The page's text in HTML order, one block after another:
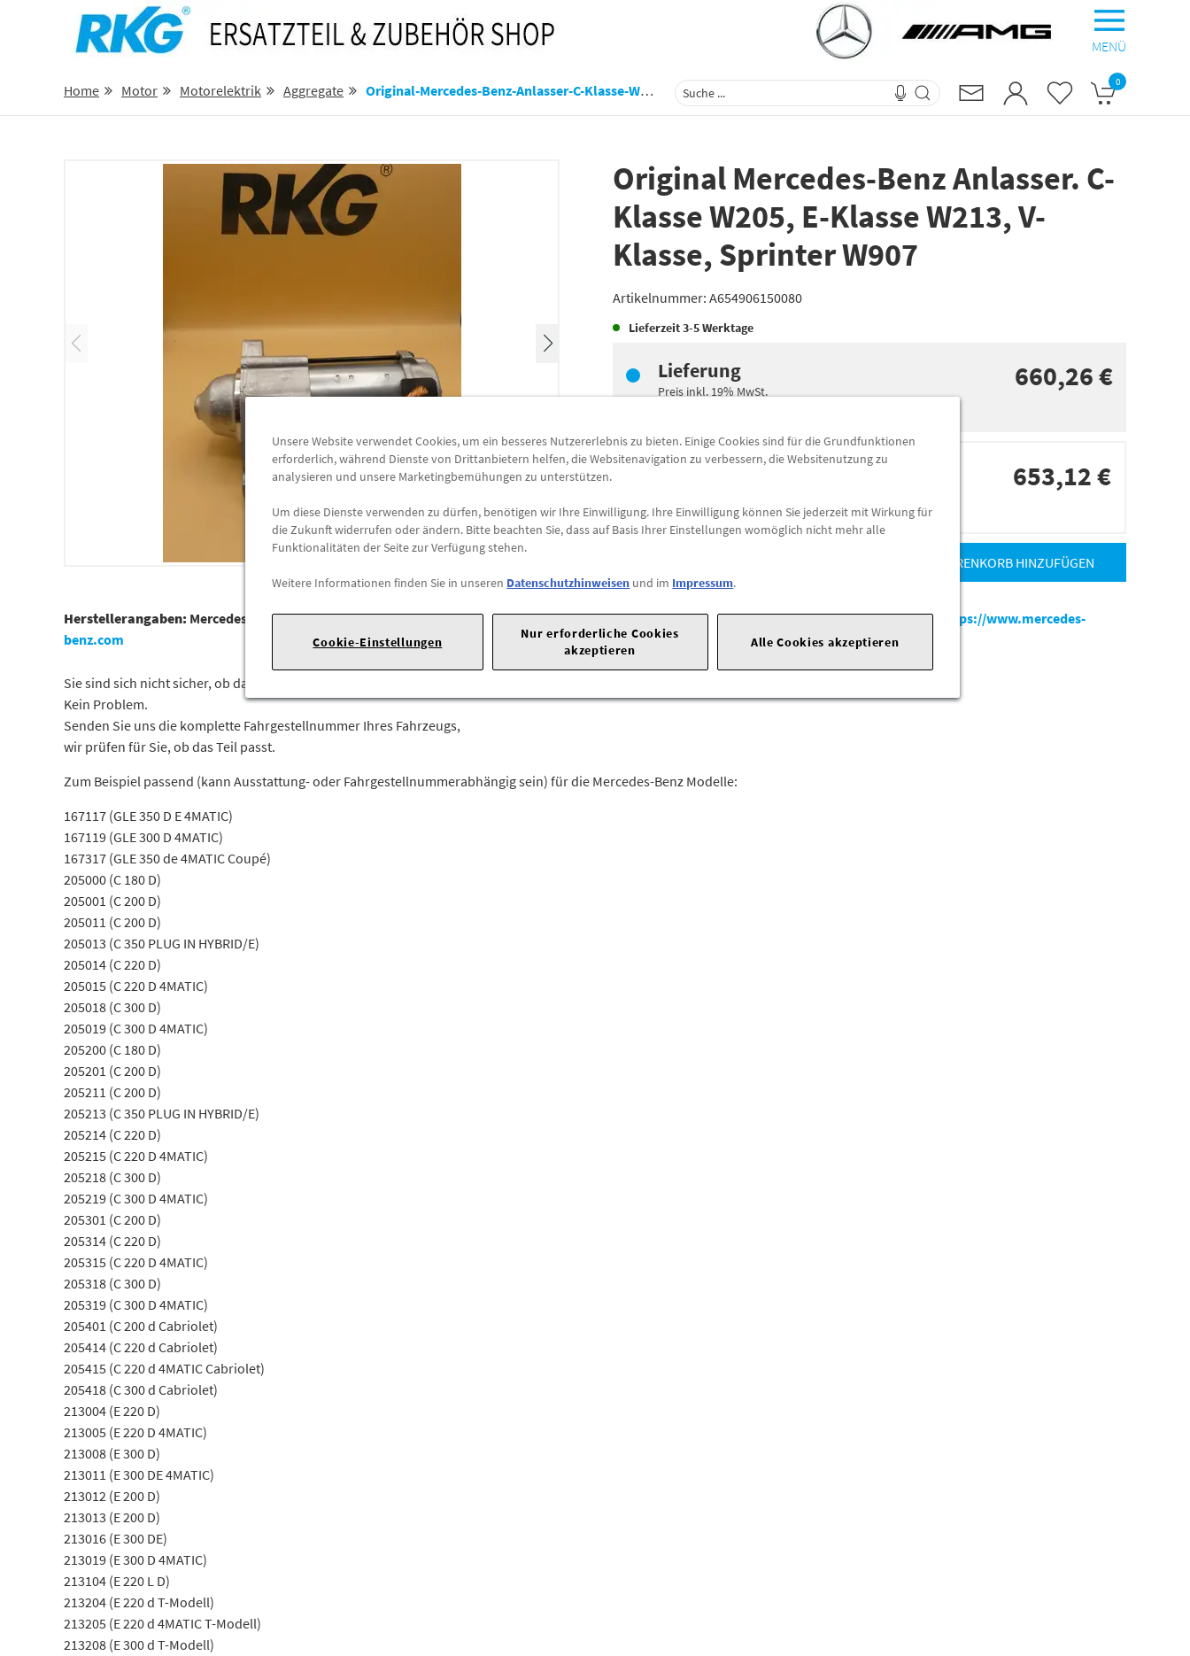
MENÜ
Home Motor Motorelektrik Aggregate Original-Mercedes-Benz-Anlasser-C-Klasse-W205-E-Klasse-W213-V-Klasse-Sprinter-W907-A654906150080 0
Original Mercedes-Benz Anlasser. C-
Klasse W205, E-Klasse W213, V-
Klasse, Sprinter W907
Artikelnummer: A654906150080
Lieferzeit3-5 Werktage
Lieferung
Preis inkl. 19% MwSt.
660,26 €
Abholung
Abholbar andiesen Standorten
653,12 €
ZUM WARENKORB HINZUFÜGEN
Herstellerangaben: Mercedes-Benz AG |Mercedesstr. 120 |70723 Stuttgart |Tel: +49711170 |E-Mail:dialog.mb@mercedes-benz.com|Webseite:
https://www.mercedes-
benz.com
Sie sind sich nicht sicher, ob das Ersatzteil bei Ihrem Fahrzeug passt?
Kein Problem.
Senden Sie uns die komplette Fahrgestellnummer Ihres Fahrzeugs,
wir prüfen für Sie, ob das Teil passt.
Zum Beispiel passend (kann Ausstattung- oder Fahrgestellnummerabhängig sein) für die Mercedes-Benz Modelle:
167117 (GLE 350 D E 4MATIC)
167119 (GLE 300 D 4MATIC)
167317 (GLE 350 de 4MATIC Coupé)
205000 (C 180 D)
205001 (C 200 D)
205011 (C 200 D)
205013 (C 350 PLUG IN HYBRID/E)
205014 (C 220 D)
205015 (C 220 D 4MATIC)
205018 (C 300 D)
205019 (C 300 D 4MATIC)
205200 (C 180 D)
205201 (C 200 D)
205211 (C 200 D)
205213 (C 350 PLUG IN HYBRID/E)
205214 (C 220 D)
205215 (C 220 D 4MATIC)
205218 (C 300 D)
205219 (C 300 D 4MATIC)
205301 (C 200 D)
205314 (C 220 D)
205315 (C 220 D 4MATIC)
205318 (C 300 D)
205319 (C 300 D 4MATIC)
205401 (C 200 d Cabriolet)
205414 (C 220 d Cabriolet)
205415 (C 220 d 4MATIC Cabriolet)
205418 (C 300 d Cabriolet)
213004 (E 220 D)
213005 (E 220 D 4MATIC)
213008 (E 300 D)
213011 (E 300 DE 4MATIC)
213012 (E 200 D)
213013 (E 200 D)
213016 (E 300 DE)
213019 (E 300 D 4MATIC)
213104 (E 220 L D)
213204 (E 220 d T-Modell)
213205 (E 220 d 4MATIC T-Modell)
213208 (E 300 d T-Modell)
Unsere Website verwendet Cookies, um ein besseres Nutzererlebnis zu bieten. Einige Cookies sind für die Grundfunktionen
erforderlich, während Dienste von Drittanbietern helfen, die Websitenavigation zu verbessern, die Websitenutzung zu
analysieren und unsere Marketingbemühungen zu unterstützen.
Um diese Dienste verwenden zu dürfen, benötigen wir Ihre Einwilligung. Ihre Einwilligung können Sie jederzeit mit Wirkung für
die Zukunft widerrufen oder ändern. Bitte beachten Sie, dass auf Basis Ihrer Einstellungen womöglich nicht mehr alle
Funktionalitäten der Seite zur Verfügung stehen.
Weitere Informationen finden Sie in unseren Datenschutzhinweisen und im Impressum.
Cookie-Einstellungen
Nur erforderliche Cookies
akzeptieren
Alle Cookies akzeptieren